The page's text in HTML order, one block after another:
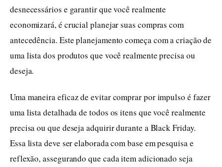
desnecessários e garantir que você realmente
economizará, é crucial planejar suas compras com
antecedência. Este planejamento começa com a criação de
uma lista dos produtos que você realmente precisa ou
deseja.
Uma maneira eficaz de evitar comprar por impulso é fazer
uma lista detalhada de todos os itens que você realmente
precisa ou que deseja adquirir durante a Black Friday.
Essa lista deve ser elaborada com base em pesquisa e
reflexão, assegurando que cada item adicionado seja